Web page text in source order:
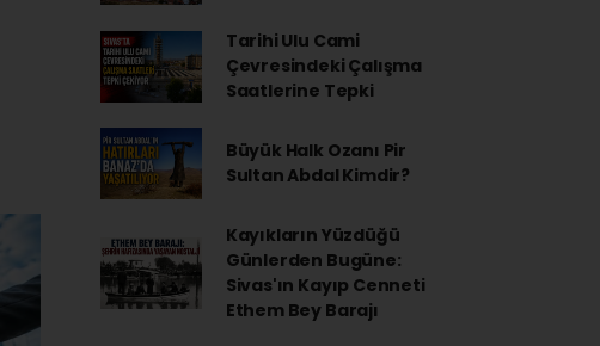
Tarihi Ulu Cami
Çevresindeki Çalışma
Saatlerine Tepki
Büyük Halk Ozanı Pir
Sultan Abdal Kimdir?
Kayıkların Yüzdüğü
Günlerden Bugüne:
Sivas'ın Kayıp Cenneti
Ethem Bey Barajı